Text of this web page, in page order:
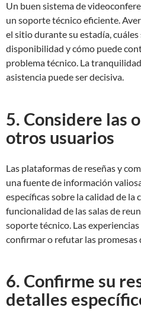
Un buen sistema de
un soporte técnico eficiente.
el sitio durante su estadía,
disponibilidad y cómo puede
problema técnico. La
asistencia puede ser decisiva.
5. Considere las
otros usuarios
Las plataformas de reseñas y
una fuente de información
específicas sobre la calidad de la
funcionalidad de las salas de
soporte técnico. Las
confirmar o refutar las promesas
6. Confirme su
detalles